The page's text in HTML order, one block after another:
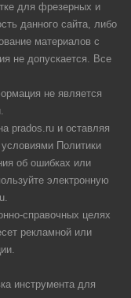
для фрезерных и
данного сайта, либо
материалов с
не допускается. Все
не является
prados.ru и оставляя
Политики
об ошибках или
электронную
справочных целях
рекламной или
инструмента для